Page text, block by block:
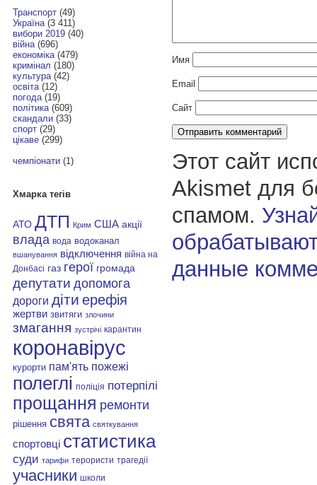
Транспорт(49)
Україна(3 411)
вибори 2019(40)
війна(696)
економіка(479)
кримінал (180)
культура(42)
освіта(12)
погода(19)
політика(609)
скандали(33)
спорт(29)
цікаве(299)
чемпіонати(1)
Хмарка тегів
АТО ДТП Крим США акції
влада вода водоканал
вшанування відключення війна на
Донбасі газ герої громада
депутати допомога
дороги діти ерефія
жертви звитяги злочини
змагання зустрічі карантин
коронавірус
курорти пам'ять пожежі
полеглі поліція потерпілі
прощання ремонти
рішення свята святкування
спортовці статистика
суди тарифи терористи трагедії
учасники школи
Имя
Email
Сайт
Этот сайт
Akismet для
спамом.
данные